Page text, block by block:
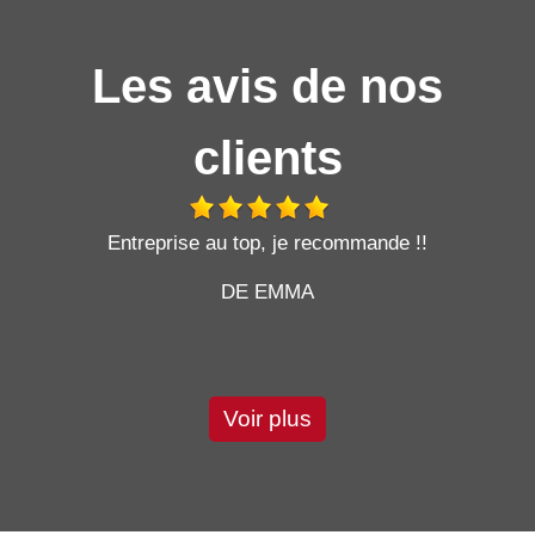
Les avis de nos
clients
Entreprise au top, je recommande !!
DE EMMA
Voir plus